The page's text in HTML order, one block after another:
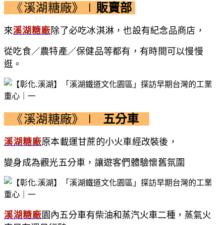
《溪湖糖廠》∣ 販賣部
來溪湖糖廠除了必吃冰淇淋，也設有紀念品商店，
從吃食／農特產／保健品等都有，有時間可以慢慢
逛。
《溪湖糖廠》∣ 五分車
溪湖糖廠原本載運甘蔗的小火車經改裝後，
變身成為觀光五分車，讓遊客們體驗懷舊氛圍
溪湖糖廠 園內五分車有柴油和蒸汽火車二種，蒸氣火